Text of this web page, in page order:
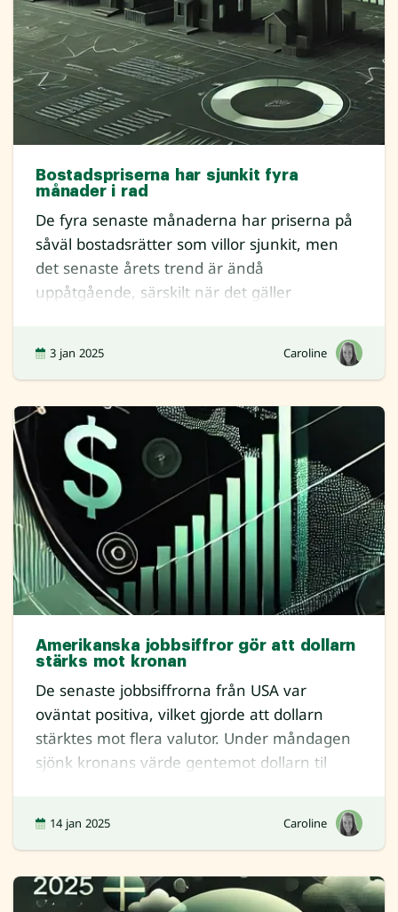
Bostadspriserna har sjunkit fyra
månader i rad
De fyra senaste månaderna har priserna på
såväl bostadsrätter som villor sjunkit, men
det senaste årets trend är ändå
uppåtgående, särskilt när det gäller
3 jan 2025 Caroline
Amerikanska jobbsiffror gör att dollarn
stärks mot kronan
De senaste jobbsiffrorna från USA var
oväntat positiva, vilket gjorde att dollarn
stärktes mot flera valutor. Under måndagen
sjönk kronans värde gentemot dollarn til
14 jan 2025 Caroline